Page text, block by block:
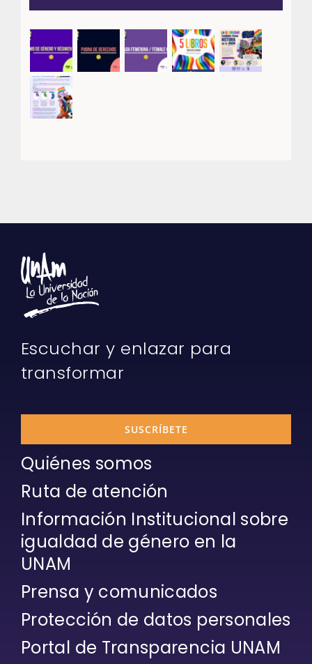
Escuchar y enlazar para
transformar
SUSCRÍBETE
Quiénes somos
Ruta de atención
Información Institucional sobre
igualdad de género en la
UNAM
Prensa y comunicados
Protección de datos personales
Portal de Transparencia UNAM